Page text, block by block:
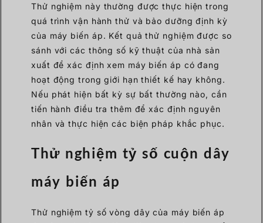
Thử nghiệm này thường được thực hiện trong
quá trình vận hành thử và bảo dưỡng định kỳ
của máy biến áp. Kết quả thử nghiệm được so
sánh với các thông số kỹ thuật của nhà sản
xuất để xác định xem máy biến áp có đang
hoạt động trong giới hạn thiết kế hay không.
Nếu phát hiện bất kỳ sự bất thường nào, cần
tiến hành điều tra thêm để xác định nguyên
nhân và thực hiện các biện pháp khắc phục.
Thử nghiệm tỷ số cuộn dây
máy biến áp
Thử nghiệm tỷ số vòng dây của máy biến áp